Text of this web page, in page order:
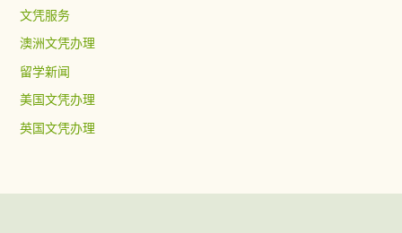
文凭服务
澳洲文凭办理
留学新闻
美国文凭办理
英国文凭办理